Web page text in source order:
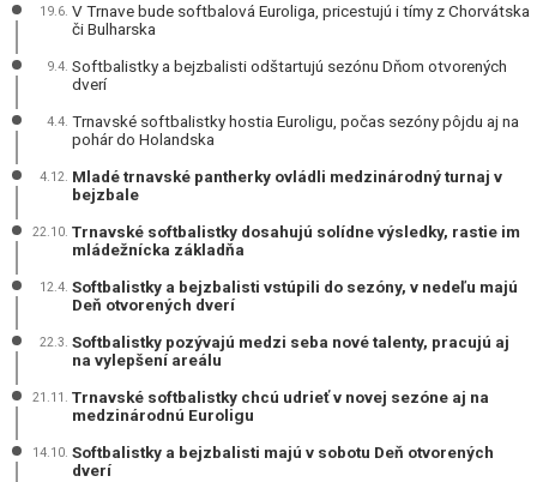
19.6. V Trnave bude softbalová Euroliga, pricestujú i tímy z Chorvátska
či Bulharska
9.4. Softbalistky a bejzbalisti odštartujú sezónu Dňom otvorených
dverí
4.4. Trnavské softbalistky hostia Euroligu, počas sezóny pôjdu aj na
pohár do Holandska
4.12. Mladé trnavské pantherky ovládli medzinárodný turnaj v
bejzbale
22.10. Trnavské softbalistky dosahujú solídne výsledky, rastie im
mládežnícka základňa
12.4. Softbalistky a bejzbalisti vstúpili do sezóny, v nedeľu majú
Deň otvorených dverí
22.3. Softbalistky pozývajú medzi seba nové talenty, pracujú aj
na vylepšení areálu
21.11. Trnavské softbalistky chcú udrieť v novej sezóne aj na
medzinárodnú Euroligu
14.10. Softbalistky a bejzbalisti majú v sobotu Deň otvorených
dverí